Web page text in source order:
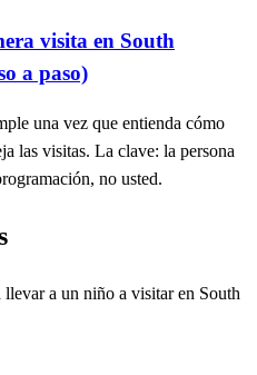
visita en South
a paso)
una vez que entienda cómo
las visitas. La clave: la persona
no usted.
llevar a un niño a visitar en South